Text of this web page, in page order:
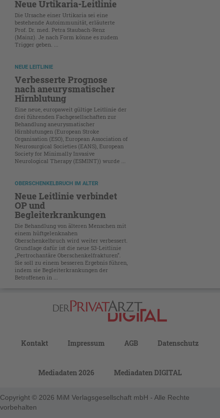
Neue Urtikaria-Leitlinie
Die Ursache einer Urtikaria sei eine
bestehende Autoimmunität, erläuterte
Prof. Dr. med. Petra Staubach-Renz
(Mainz). Je nach Form könne es zudem
Trigger geben. ...
NEUE LEITLINIE
Verbesserte Prognose
nach aneurysmatischer
Hirnblutung
Eine neue, europaweit gültige Leitlinie der
drei führenden Fachgesellschaften zur
Behandlung aneurysmatischer
Hirnblutungen (European Stroke
Organisation (ESO), European Association of
Neurosurgical Societies (EANS), European
Society for Minimally Invasive
Neurological Therapy (ESMINT)) wurde ...
OBERSCHENKELBRUCH IM ALTER
Neue Leitlinie verbindet
OP und
Begleiterkrankungen
Die Behandlung von älteren Menschen mit
einem hüftgelenknahen
Oberschenkelbruch wird weiter verbessert.
Grundlage dafür ist die neue S3-Leitlinie
„Pertrochantäre Oberschenkelfrakturen“.
Sie soll zu einem besseren Ergebnis führen,
indem sie Begleiterkrankungen der
Betroffenen in ...
Kontakt Impressum AGB Datenschutz
Mediadaten 2026 Mediadaten DIGITAL
Copyright © 2026 MiM Verlagsgesellschaft mbH - Alle Rechte
vorbehalten